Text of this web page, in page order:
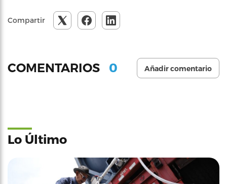
Compartir
COMENTARIOS 0 Añadir comentario
Lo Último